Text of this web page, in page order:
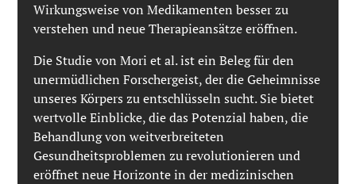
Wirkungsweise von Medikamenten besser zu
verstehen und neue Therapieansätze eröffnen.
Die Studie von Mori et al. ist ein Beleg für den
unermüdlichen Forschergeist, der die Geheimnisse
unseres Körpers zu entschlüsseln sucht. Sie bietet
wertvolle Einblicke, die das Potenzial haben, die
Behandlung von weitverbreiteten
Gesundheitsproblemen zu revolutionieren und
eröffnet neue Horizonte in der medizinischen